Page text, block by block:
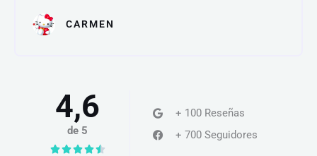
o
e
5
CARMEN
4,6
de 5
V
+ 100 Reseñas
+ 700 Seguidores